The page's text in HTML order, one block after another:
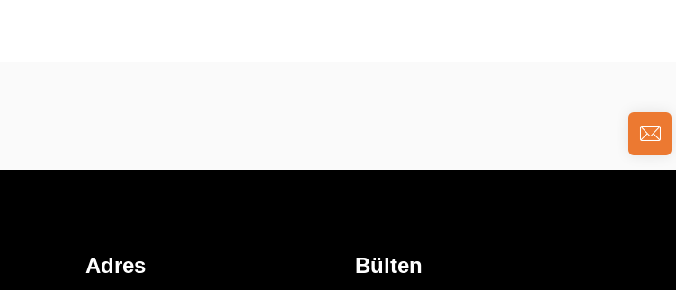
Adres Bülten